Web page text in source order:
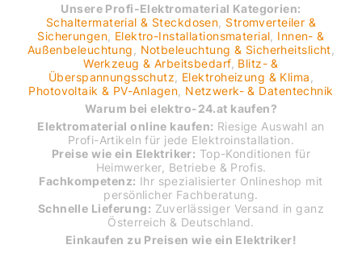
Unsere Profi-Elektromaterial Kategorien:
Schaltermaterial & Steckdosen Stromverteiler &
Sicherungen Elektro-Installationsmaterial Innen- &
Außenbeleuchtung
Notbeleuchtung & Sicherheitslicht
Werkzeug & Arbeitsbedarf, Blitz- &
Überspannungsschutz
Elektroheizung & Klima
Photovoltaik & PV-Anlagen Netzwerk- & Datentechnik
Warum bei elektro-24.at kaufen?
Elektromaterial online kaufen: Riesige Auswahl an
Profi-Artikeln für jede Elektroinstallation.
Preise wie ein Elektriker: Top-Konditionen für
Heimwerker, Betriebe & Profis.
Fachkompetenz: Ihr spezialisierter Onlineshop mit
persönlicher Fachberatung.
Schnelle Lieferung: Zuverlässiger Versand in ganz
Österreich & Deutschland.
Einkaufen zu Preisen wie ein Elektriker!